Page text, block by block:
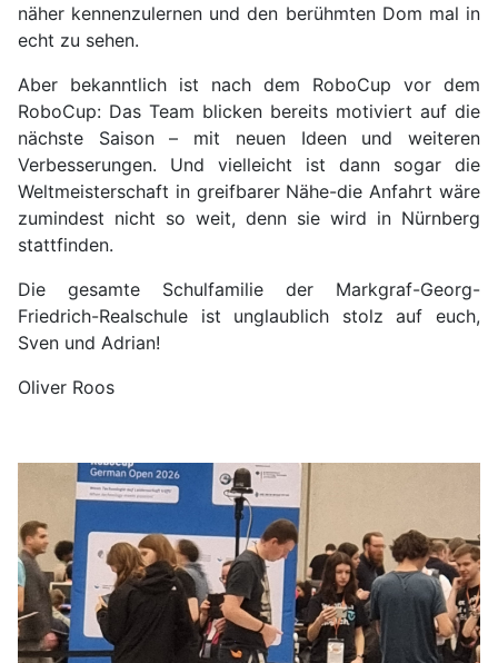
näher kennenzulernen und den berühmten Dom mal in
echt zu sehen.
Aber bekanntlich ist nach dem RoboCup vor dem
RoboCup: Das Team blicken bereits motiviert auf die
nächste Saison – mit neuen Ideen und weiteren
Verbesserungen. Und vielleicht ist dann sogar die
Weltmeisterschaft in greifbarer Nähe-die Anfahrt wäre
zumindest nicht so weit, denn sie wird in Nürnberg
stattfinden.
Die gesamte Schulfamilie der Markgraf-Georg-
Friedrich-Realschule ist unglaublich stolz auf euch,
Sven und Adrian!
Oliver Roos